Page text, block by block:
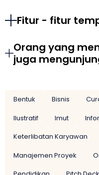
Fitur - fitur
Orang yang
juga
Bentuk Bisnis
Ilustratif
Imut
Keterlibatan Karyawan
Manajemen Proyek